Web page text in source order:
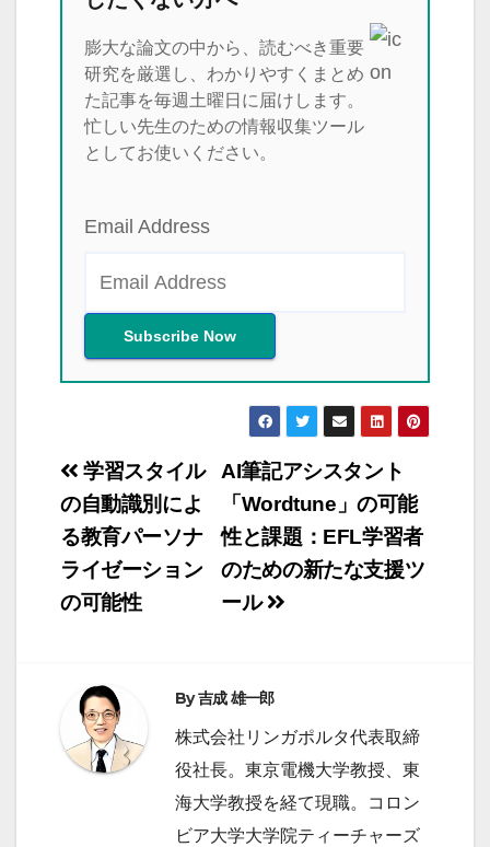
膨大な論文の中から、読むべき重要
研究を厳選し、わかりやすくまとめ
た記事を毎週土曜日に届けします。
忙しい先生のための情報収集ツール
としてお使いください。
Email Address
投
稿
ナ
ビ
ゲ
シ
ョ
ン
AI筆記アシスタント
「Wordtune」の可能
性と課題：EFL学習者
のための新たな支援ツ
ール
学習スタイル
の自動識別によ
る教育パーソナ
ライゼーション
の可能性
By吉成 雄一郎
株式会社リンガポルタ代表取締
役社長。東京電機大学教授、東
海大学教授を経て現職。コロン
ビア大学大学院ティーチャーズ